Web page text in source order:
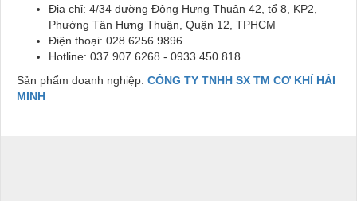
Địa chỉ: 4/34 đường Đông Hưng Thuận 42, tổ 8, KP2,
Phường Tân Hưng Thuận, Quận 12, TPHCM
Điện thoại: 028 6256 9896
Hotline: 037 907 6268 - 0933 450 818
Sản phẩm doanh nghiệp: CÔNG TY TNHH SX TM CƠ KHÍ HẢI
MINH